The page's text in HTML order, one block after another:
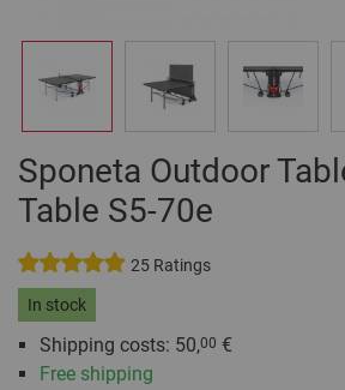
Sponeta Outdoor
Table S5-70e
25 Ratings
In stock
Shipping costs: 50,00 €
Free shipping